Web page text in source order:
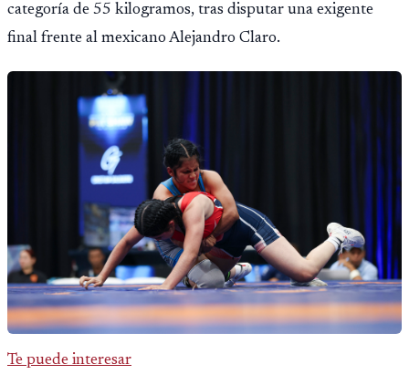
categoría de 55 kilogramos, tras disputar una exigente
final frente al mexicano Alejandro Claro.
Te puede interesar